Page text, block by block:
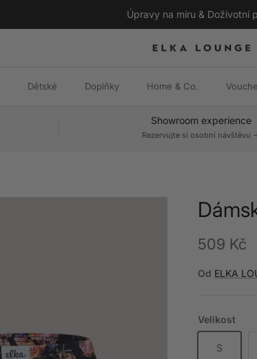
Úpravy na míru & Doživotní
Dětské Doplňky Home & Co.
Showroom experience
Rezervujte si osobní návštěvu -
Běžná
509 Kč
Od ELKA
Velikost
S